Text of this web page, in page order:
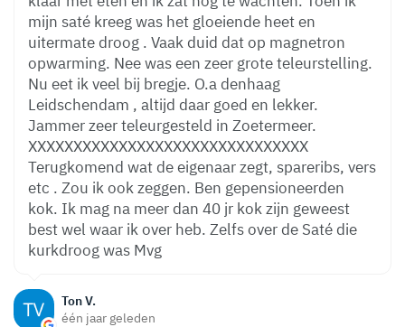
Ton V.
één jaar geleden
mijn saté kreeg was het gloeiende heet en
uitermate droog . Vaak duid dat op magnetron
opwarming. Nee was een zeer grote teleurstelling.
Nu eet ik veel bij bregje. O.a denhaag
Leidschendam , altijd daar goed en lekker.
Jammer zeer teleurgesteld in Zoetermeer.
XXXXXXXXXXXXXXXXXXXXXXXXXXXXXXX
Terugkomend wat de eigenaar zegt, spareribs, vers
etc . Zou ik ook zeggen. Ben gepensioneerden
kok. Ik mag na meer dan 40 jr kok zijn geweest
best wel waar ik over heb. Zelfs over de Saté die
kurkdroog was Mvg